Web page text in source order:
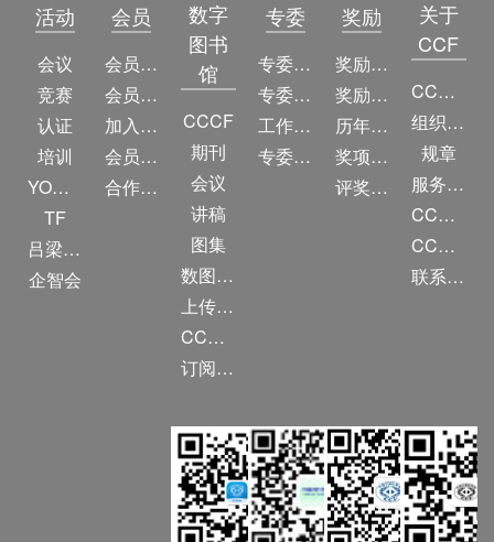
活动
会议
竞赛
认证
培训
YOCSEF
TF
吕梁振兴
企智会
会员
会员简介
会员权益
加入CCF
会员交费
合作伙伴
数字
图书
馆
CCCF
期刊
会议
讲稿
图集
数图编审委员会
上传/发布作品
CCF DL Focus
订阅《计算》
专委
专委简介
专委条例
工作问答
专委名单
奖励
奖励动态
奖励目录
历年获奖名单
奖项推荐
评奖条例
关于
CCF
CCF简介
组织机构
规章
服务项目
CCF大事记
CCF创建60周年
联系我们